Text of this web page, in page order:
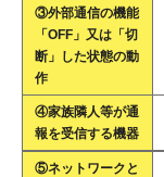
③外部通信の機能
「OFF」又は「切
断」した状態の動
作
④家族隣人等が通
報を受信する機器
⑤ネットワークと